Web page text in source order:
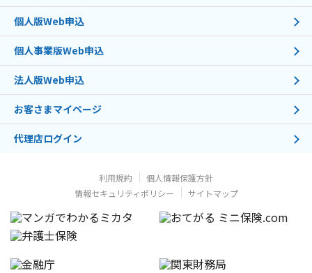
個人版Web申込
個人事業版Web申込
法人版Web申込
お客さまマイページ
代理店ログイン
利用規約
個人情報保護方針
情報セキュリティポリシー
サイトマップ